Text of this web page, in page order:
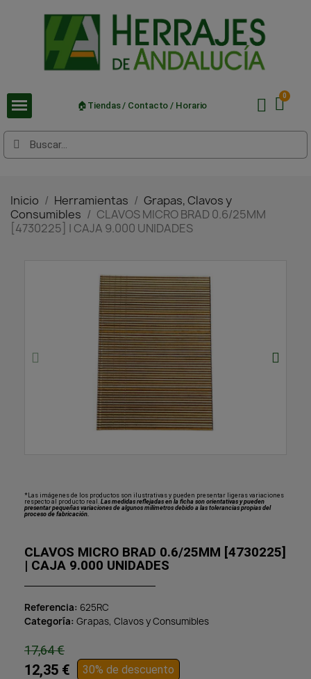
🏠Tiendas / Contacto / Horario
Inicio Herramientas
Grapas, Clavos y
Consumibles
CLAVOS MICRO BRAD 0.6/25MM
[4730225] | CAJA 9.000 UNIDADES
*Las imágenes de los productos son ilustrativas y pueden presentar ligeras variaciones
respecto al producto real. Las medidas reflejadas en la ficha son orientativas y pueden
presentar pequeñas variaciones de algunos milímetros debido a las tolerancias propias del
proceso de fabricación.
CLAVOS MICRO BRAD 0.6/25MM [4730225]
| CAJA 9.000 UNIDADES
Referencia 625RC
Categoría Grapas, Clavos y Consumibles
17,64 €
12,35 € 30% de descuento